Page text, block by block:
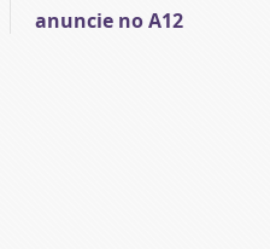
anuncie no A12